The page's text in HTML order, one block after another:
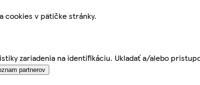
cookies v pätičke stránky.
zariadenia na identifikáciu. Ukladať a/alebo
partnerov